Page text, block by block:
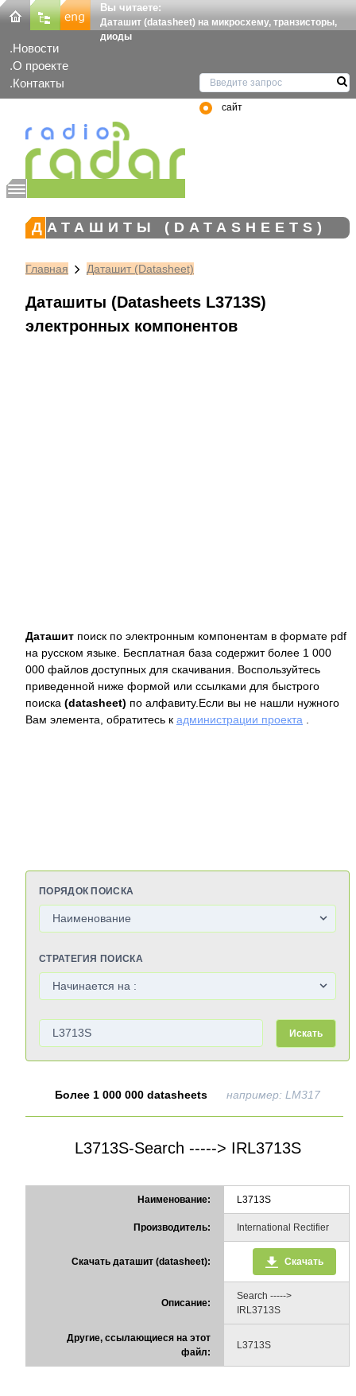
Вы читаете:
Даташит (datasheet) на микросхему, транзисторы,
диоды
Новости
О проекте
Контакты
сайт
ДАТАШИТЫ (DATASHEETS)
Главная Даташит (Datasheet)
Даташиты (Datasheets L3713S)
электронных компонентов
Даташит поиск по электронным компонентам в формате pdf
на русском языке. Бесплатная база содержит более 1 000
000 файлов доступных для скачивания. Воспользуйтесь
приведенной ниже формой или ссылками для быстрого
поиска (datasheet) по алфавиту.Если вы не нашли нужного
Вам элемента, обратитесь к администрации проекта
ПОРЯДОК ПОИСКА
СТРАТЕГИЯ ПОИСКА
Искать
Более 1 000 000 datasheets например: LM317
L3713S-Search -----> IRL3713S
Наименование: L3713S
Производитель: International Rectifier
Скачать даташит (datasheet): Скачать
Описание:
Search ----->
IRL3713S
Другие, ссылающиеся на этот
файл:
L3713S